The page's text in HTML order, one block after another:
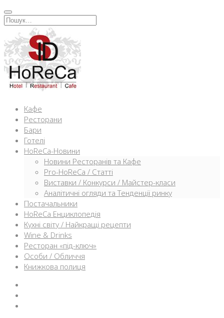
Перейти
к
содержимому
Искать:
Кафе
Ресторани
Бари
Готелі
HoReCa-Новини
Новини Ресторанів та Кафе
Pro-HoReCa / Статті
Виставки / Конкурси / Майстер-класи
Аналітичні огляди та Тенденції ринку
Постачальники
HoReCa Енциклопедія
Кухні світу / Найкращі рецепти
Wine & Drinks
Ресторан «під-ключ»
Особи / Обличчя
Книжкова полиця